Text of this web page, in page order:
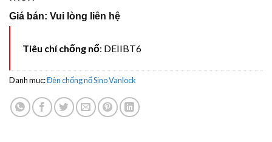
Giá bán: Vui lòng liên hệ
Tiêu chí chống nổ: DEIIBT6
Danh mục:Đèn chống nổ Sino Vanlock